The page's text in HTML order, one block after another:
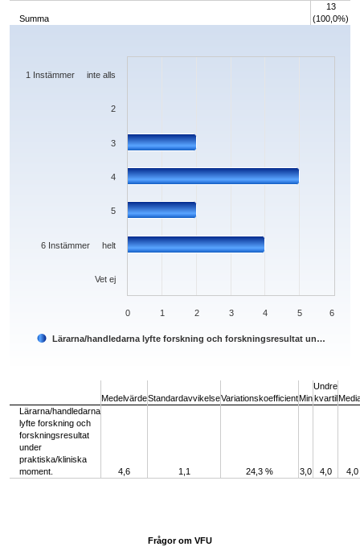
Summa
13
(100,0%)
Chart
The chart has 1 X axis displaying categories.
Lärarna/handledarna lyfte forskning och forskningsresultat un…
Vet ej
6 Instämmer helt
5
4
3
2
1 Instämmer inte alls
0 1 2 3 4 5 6
MedelvärdeStandardavvikelseVariationskoefficientMin
Undre
kvartil
Lärarna/handledarna
lyfte forskning och
forskningsresultat
under
praktiska/kliniska
moment.
4,6 1,1 24,3 % 3,0 4,0 4,0
Frågor om VFU